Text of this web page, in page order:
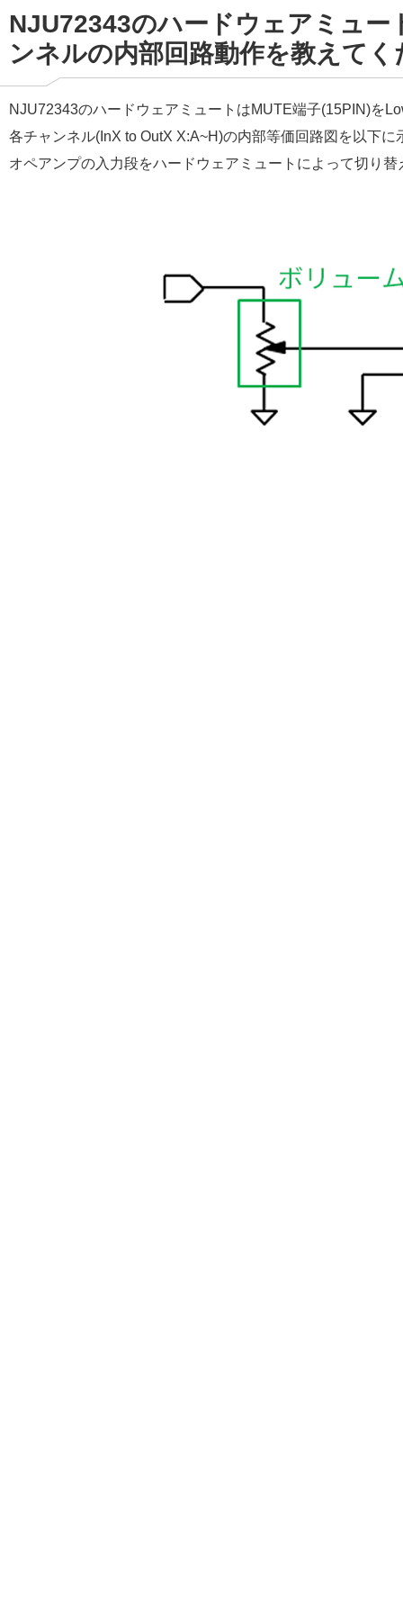
NJU72343のハードウェアミュ
ンネルの内部回路動作を教えてく
NJU72343のハードウェアミュートはMUTE端子(15PIN)を
各チャンネル(InX to OutX X:A~H)の内部等価回路図を以下に
オペアンプの入力段をハードウェアミュートによって切り